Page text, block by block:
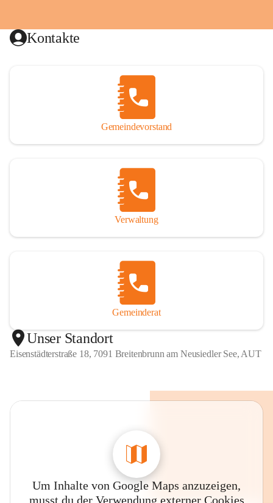
Kontakte
Gemeindevorstand
Verwaltung
Gemeinderat
Unser Standort
Eisenstädterstraße 18, 7091 Breitenbrunn am Neusiedler See, AUT
Um Inhalte von Google Maps anzuzeigen,
musst du der Verwendung externer Cookies